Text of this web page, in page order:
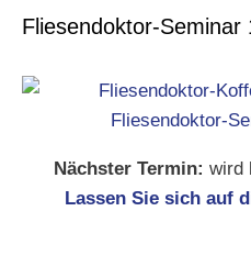
Fliesendoktor-Seminar
Nächster Termin: wird
Lassen Sie sich auf